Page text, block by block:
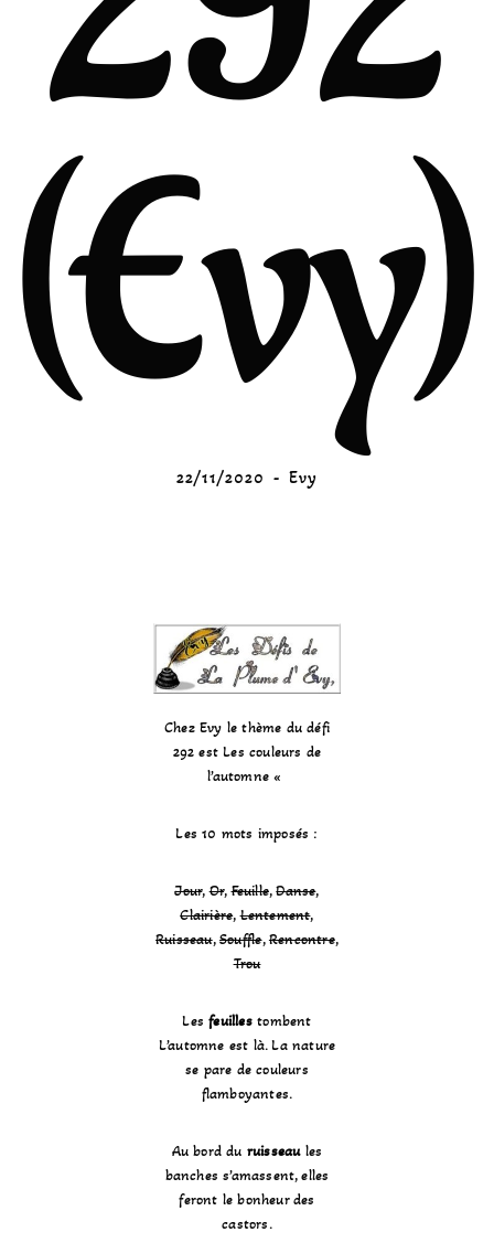
(Evy)
22/11/2020 Evy
Chez Evy le thème du défi
292 est Les couleurs de
l’automne «
Les 10 mots imposés :
Jour,Or,Feuille,Danse,
Clairière,Lentement,
Ruisseau,Souffle,Rencontre,
Trou
Lesfeuillestombent
L’automne est là. La nature
se pare de couleurs
flamboyantes.
Au bord du ruisseaules
banches s’amassent, elles
feront le bonheur des
castors.